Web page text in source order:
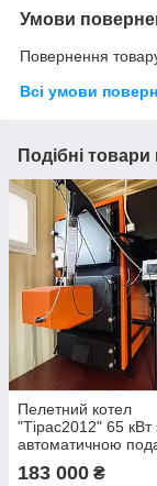
Умови
Повернення
Всі умови
Подібні товари
Пелетний котел
"Тірас2012" 65 кВт
автоматичною
палива
183 000 ₴